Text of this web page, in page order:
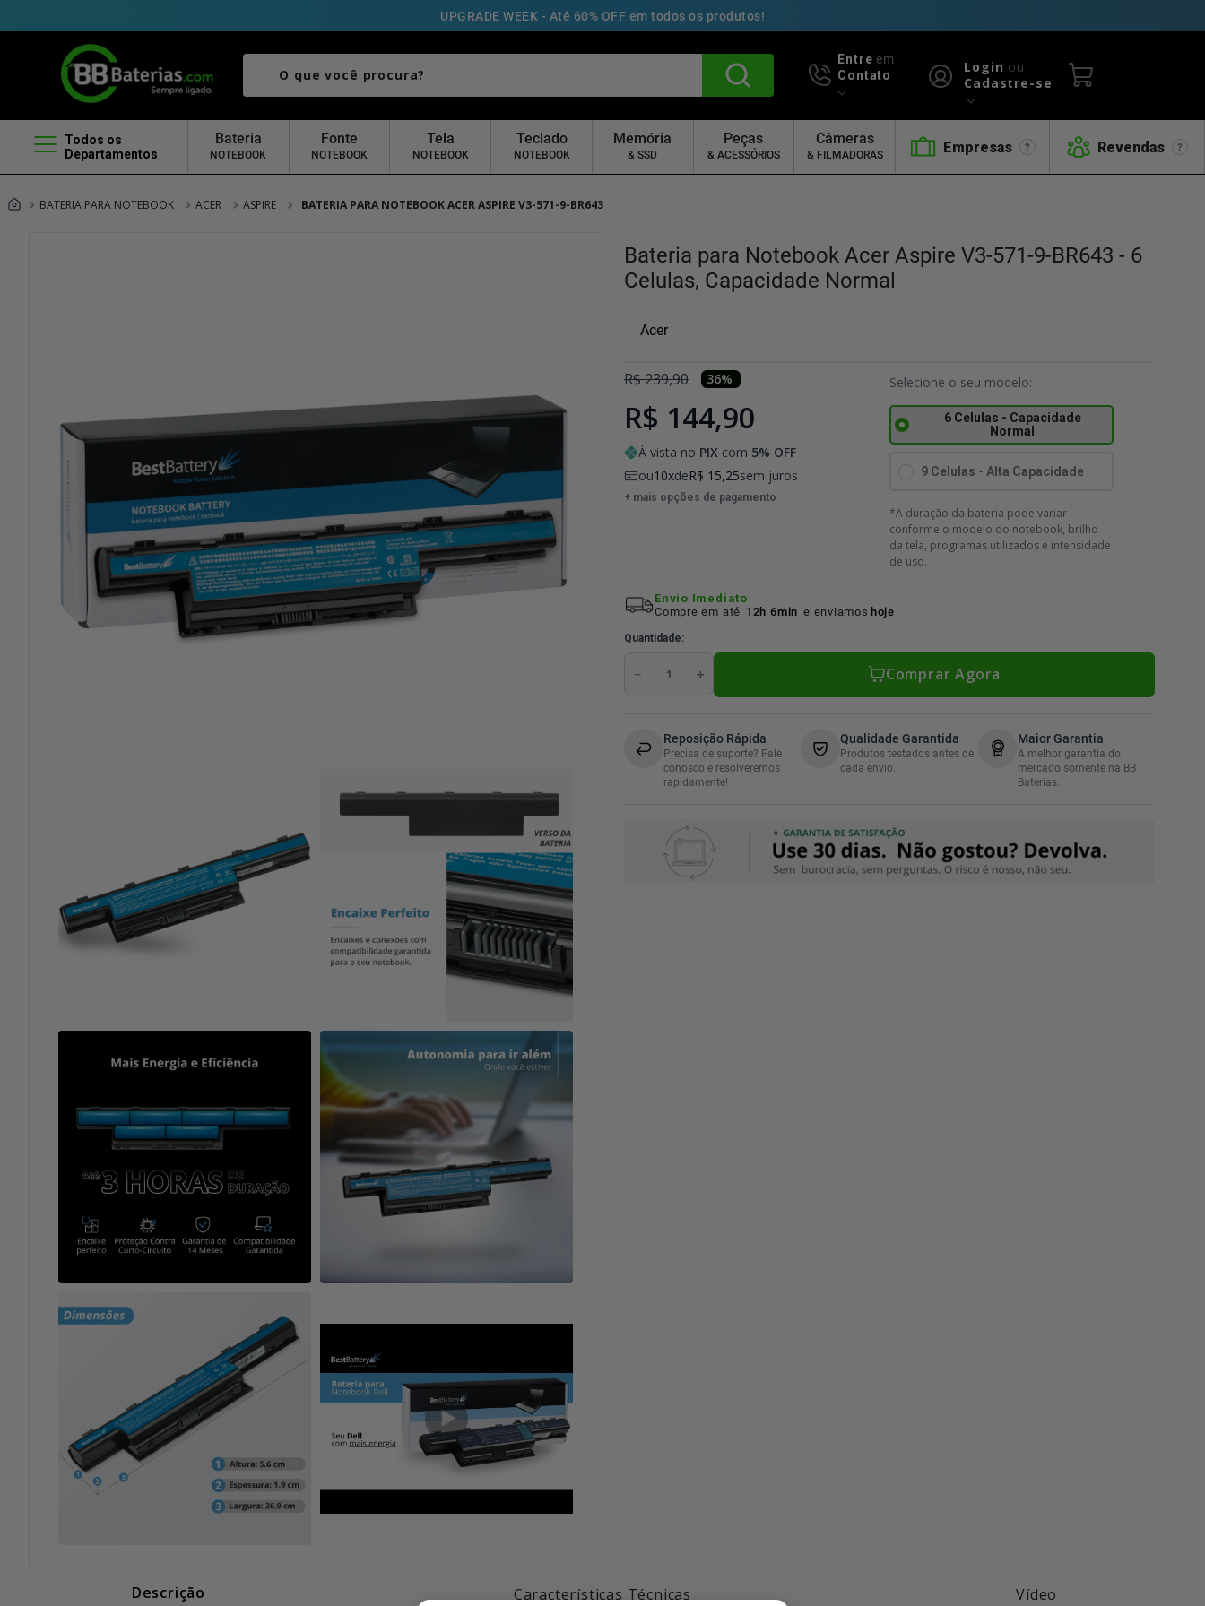
UPGRADE WEEK - Até 60% OFF em todos os produtos!
O que você procura? Entre em
Contato
Login ou
Cadastre-se
Todos os
Departamentos
Bateria
NOTEBOOK
Fonte
NOTEBOOK
Tela
NOTEBOOK
Teclado
NOTEBOOK
Memória
& SSD
Peças
& ACESSÓRIOS
Câmeras
& FILMADORAS Empresas Revendas
BATERIA PARA NOTEBOOK ACER ASPIRE BATERIA PARA NOTEBOOK ACER ASPIRE V3-571-9-BR643
Bateria para Notebook Acer Aspire V3-571-9-BR643 - 6
Celulas, Capacidade Normal
Acer
R$239,90 36%
R$ 144,90
À vista no PIX com 5% OFF
ou10 deR$ 15,25sem juros
+ mais opções de pagamento
6 Celulas - Capacidade
Normal
9 Celulas - Alta Capacidade
*A duração da bateria pode variar
conforme o modelo do notebook, brilho
da tela, programas utilizados e intensidade
de uso.
Envio Imediato
Compre em até 12h 6min e enviamos hoje
Quantidade
＋
－ Comprar Agora
Reposição Rápida
Precisa de suporte? Fale
conosco e resolveremos
rapidamente!
Qualidade Garantida
Produtos testados antes de
cada envio.
Maior Garantia
A melhor garantia do
mercado somente na BB
Baterias.
Descrição Características Técnicas Vídeo